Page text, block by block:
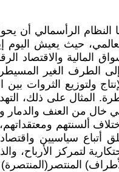
النظام الرأسمالي أن
حيث يعيش اليوم
والاقتصاد
إلى الطرف الغير
ولتوزيع الثروات بين
على ذلك،
خال من العنف والدمار
الذين يعيشون على كوكب الأرض باختلاف
أتباع سياسيين
لتمركز الأرباح،